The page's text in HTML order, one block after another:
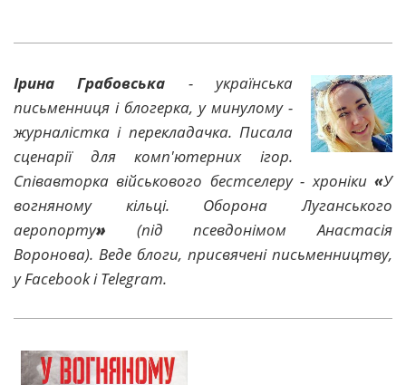
Ірина Грабовська - українська
письменниця і блогерка, у минулому -
журналістка і перекладачка. Писала
сценарії для комп'ютерних ігор.
Співавторка військового бестселеру - хроніки «У
вогняному кільці. Оборона Луганського
аеропорту» (під псевдонімом Анастасія
Воронова). Веде блоги, присвячені письменництву,
у Facebook і Telegram.